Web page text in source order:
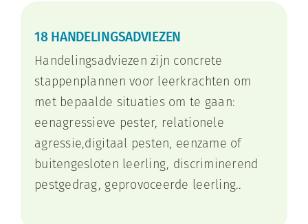
18 HANDELINGSADVIEZEN
Handelingsadviezen zijn concrete
stappenplannen voor leerkrachten om
met bepaalde situaties om te gaan:
eenagressieve pester, relationele
agressie,digitaal pesten, eenzame of
buitengesloten leerling, discriminerend
pestgedrag, geprovoceerde leerling..